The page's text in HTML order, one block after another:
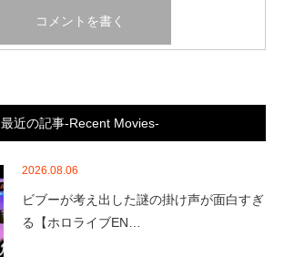
最近の記事-Recent Movies-
2026.08.06
ビブーが考え出した謎の掛け声が面白すぎ
る【ホロライブEN…